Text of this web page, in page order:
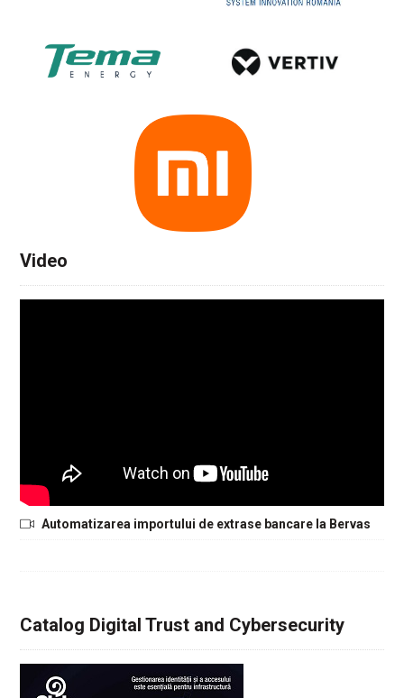
Video
Automatizarea importului de extrase bancare la Bervas
Catalog Digital Trust and Cybersecurity